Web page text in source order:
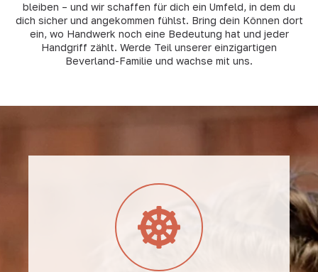
bleiben – und wir schaffen für dich ein Umfeld, in dem du
dich sicher und angekommen fühlst. Bring dein Können dort
ein, wo Handwerk noch eine Bedeutung hat und jeder
Handgriff zählt. Werde Teil unserer einzigartigen
Beverland-Familie und wachse mit uns.
geben dir den Rückhalt, den du
brauchst. Hier kannst du ankommen,
dich entfalten und sicher für deine
Zukunft planen.